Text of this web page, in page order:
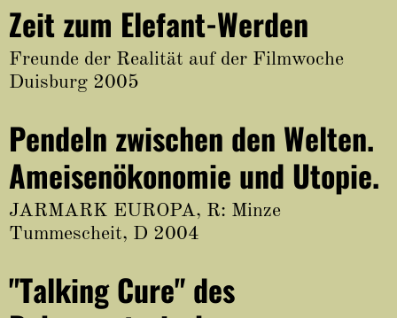
Zeit zum Elefant-Werden
Freunde der Realität auf der Filmwoche
Duisburg 2005
Pendeln zwischen den Welten.
Ameisenökonomie und Utopie.
JARMARK EUROPA, R: Minze
Tummescheit, D 2004
"Talking Cure" des